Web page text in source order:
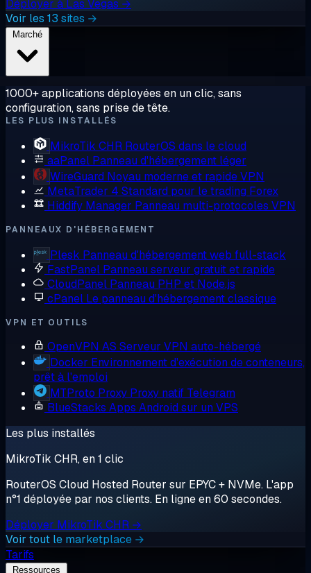
Déployer à Las Vegas →
Voir les 13 sites →
1000+ applications déployées en un clic, sans
configuration, sans prise de tête.
LES PLUS INSTALLÉS
MikroTik CHR RouterOS dans le cloud
aaPanel Panneau d'hébergement léger
WireGuard Noyau moderne et rapide VPN
MetaTrader 4 Standard pour le trading Forex
Hiddify Manager Panneau multi-protocoles VPN
PANNEAUX D'HÉBERGEMENT
Plesk Panneau d'hébergement web full-stack
FastPanel Panneau serveur gratuit et rapide
CloudPanel Panneau PHP et Node.js
cPanel Le panneau d'hébergement classique
VPN ET OUTILS
OpenVPN AS Serveur VPN auto-hébergé
Docker Environnement d'exécution de conteneurs,
prêt à l'emploi
MTProto Proxy Proxy natif Telegram
BlueStacks Apps Android sur un VPS
Les plus installés
MikroTik CHR, en 1 clic
RouterOS Cloud Hosted Router sur EPYC + NVMe. L'app
n°1 déployée par nos clients. En ligne en 60 secondes.
Déployer MikroTik CHR →
Voir tout le marketplace →
Tarifs